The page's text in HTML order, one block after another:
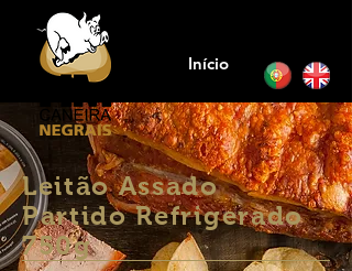
Início
Leitão Assado
Partido Refrigerado
750g